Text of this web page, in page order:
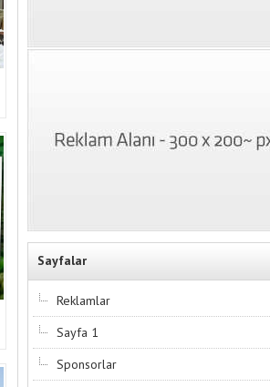
Sayfalar
Reklamlar
Sayfa 1
Sponsorlar